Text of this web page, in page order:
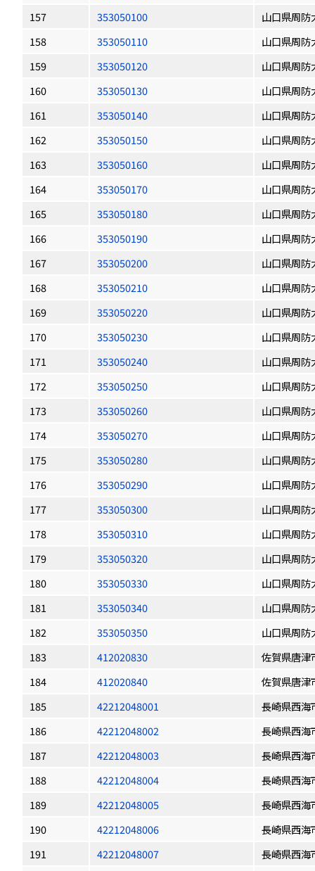
157
353050100
山口県周防
158
353050110
山口県周防
159
353050120
山口県周防
160
353050130
山口県周防
161
353050140
山口県周防
162
353050150
山口県周防
163
353050160
山口県周防
164
353050170
山口県周防
165
353050180
山口県周防
166
353050190
山口県周防
167
353050200
山口県周防
168
353050210
山口県周防
169
353050220
山口県周防
170
353050230
山口県周防
171
353050240
山口県周防
172
353050250
山口県周防
173
353050260
山口県周防
174
353050270
山口県周防
175
353050280
山口県周防
176
353050290
山口県周防
177
353050300
山口県周防
178
353050310
山口県周防
179
353050320
山口県周防
180
353050330
山口県周防
181
353050340
山口県周防
182
353050350
山口県周防
183
412020830
佐賀県唐津
184
412020840
佐賀県唐津
185
42212048001
長崎県西海
186
42212048002
長崎県西海
187
42212048003
長崎県西海
188
42212048004
長崎県西海
189
42212048005
長崎県西海
190
42212048006
長崎県西海
191
42212048007 長崎県西海